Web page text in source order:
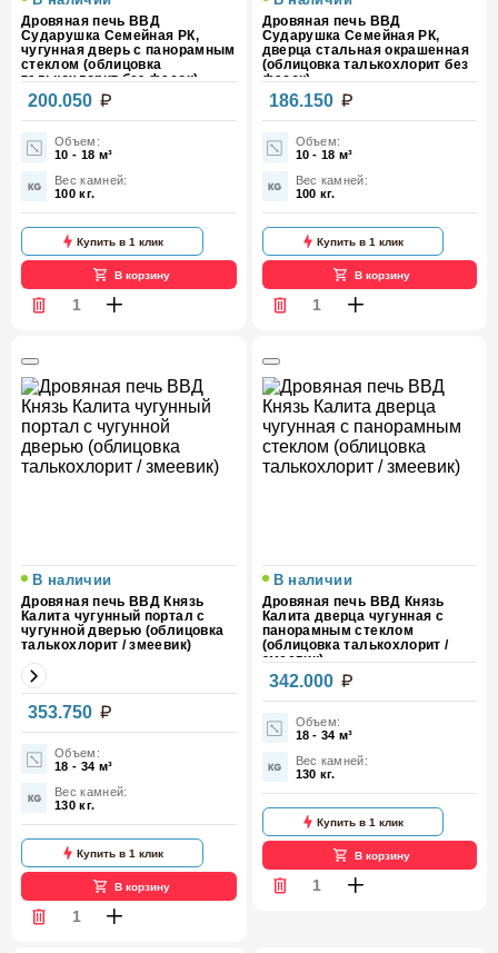
Дровяная печь ВВД
Сударушка Семейная РК,
чугунная дверь с панорамным
стеклом (облицовка
талькохлорит без фасок)
200.050
Объем:
10 - 18 м³
Вес камней:
100 кг.
Купить в 1 клик
В корзину
Дровяная печь ВВД
Сударушка Семейная РК,
дверца стальная окрашенная
(облицовка талькохлорит без
фасок)
186.150
Объем:
10 - 18 м³
Вес камней:
100 кг.
Купить в 1 клик
В корзину
В наличии
Дровяная печь ВВД Князь
Калита чугунный портал с
чугунной дверью (облицовка
талькохлорит / змеевик)
353.750
Объем:
18 - 34 м³
Вес камней:
130 кг.
Купить в 1 клик
В корзину
В наличии
Дровяная печь ВВД Князь
Калита дверца чугунная с
панорамным стеклом
(облицовка талькохлорит /
змеевик)
342.000
Объем:
18 - 34 м³
Вес камней:
130 кг.
Купить в 1 клик
В корзину